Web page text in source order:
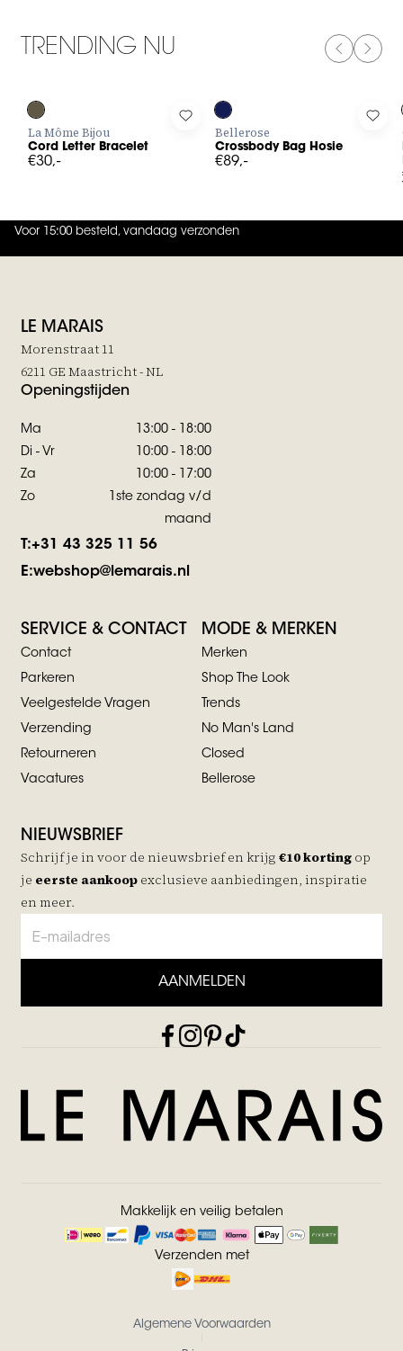
TRENDING NU
in to add Cord Letter Bracelet to your wishlist
La Môme Bijou
Cord Letter Bracelet
€30,-
Log in to add Crossbody Bag
Bellerose
Crossbody Bag Hosie
€89,-
Log
Voor 15:00 besteld, vandaag verzonden
4.9 uit5 (738 reviews)
LE MARAIS
Morenstraat 11
6211 GE Maastricht - NL
Openingstijden
Ma
13:00 - 18:00
Di - Vr
10:00 - 18:00
Za
10:00 - 17:00
Zo
1ste zondag v/d
maand
T:+31 43 325 11 56
E:webshop@lemarais.nl
SERVICE & CONTACT
Contact
Parkeren
Veelgestelde Vragen
Verzending
Retourneren
Vacatures
MODE & MERKEN
Merken
Shop The Look
Trends
No Man's Land
Closed
Bellerose
NIEUWSBRIEF
Schrijf je in voor de nieuwsbrief en krijg €10 korting op
je eerste aankoop exclusieve aanbiedingen, inspiratie
en meer.
AANMELDEN
Makkelijk en veilig betalen
Verzenden met
Algemene Voorwaarden